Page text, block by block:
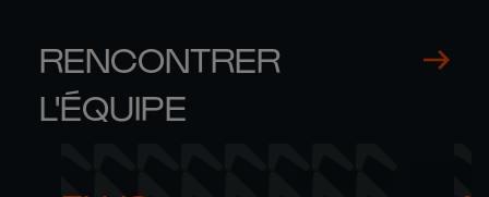
RENCONTRER
L'ÉQUIPE